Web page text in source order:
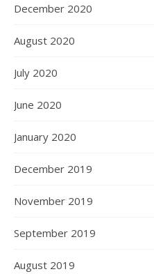
December 2020
August 2020
July 2020
June 2020
January 2020
December 2019
November 2019
September 2019
August 2019